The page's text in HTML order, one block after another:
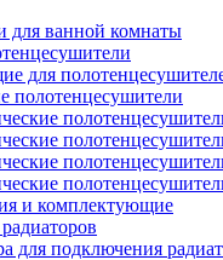
для ванной комнаты
для
полотенцесушители
и комплектующие
для подключения